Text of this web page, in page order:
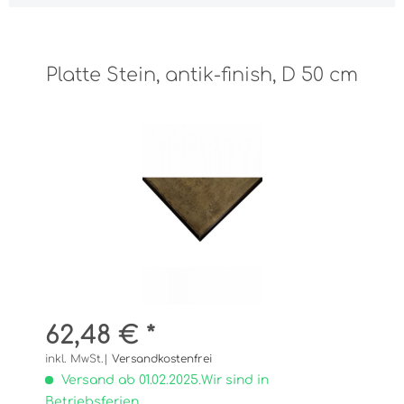
Platte Stein, antik-finish, D 50 cm
62,48 € *
inkl. MwSt.| Versandkostenfrei
Versand ab 01.02.2025.Wir sind in